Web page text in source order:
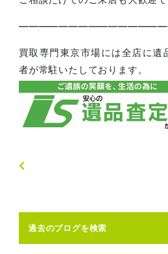
買取専門東京市場には全店に遺
者が常駐いたしております。
過去のブログを検索